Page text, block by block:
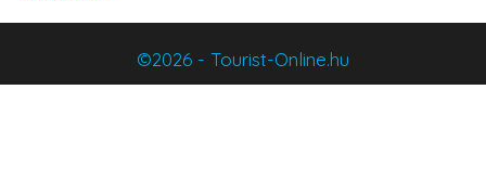
©2026 - Tourist-Online.hu